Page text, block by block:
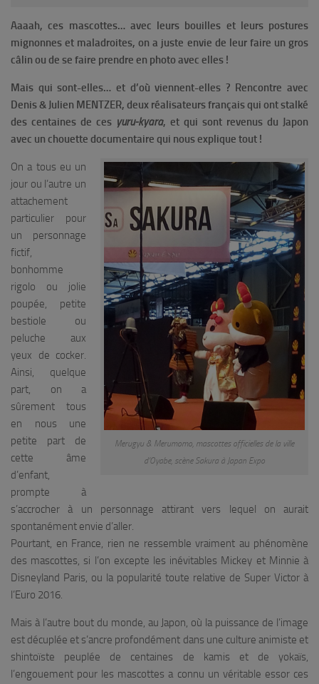
Aaaah, ces mascottes… avec leurs bouilles et leurs postures
mignonnes et maladroites, on a juste envie de leur faire un gros
câlin ou de se faire prendre en photo avec elles !
Mais qui sont-elles… et d’où viennent-elles ? Rencontre avec
Denis & Julien MENTZER, deux réalisateurs français qui ont stalké
des centaines de ces yuru-kyara, et qui sont revenus du Japon
avec un chouette documentaire qui nous explique tout !
Merugyu & Merumomo, mascottes officielles de la ville
d’Oyabe, scène Sakura à Japan Expo
On a tous eu un
jour ou l’autre un
attachement
particulier pour
un personnage
fictif,
bonhomme
rigolo ou jolie
poupée, petite
bestiole ou
peluche aux
yeux de cocker.
Ainsi, quelque
part, on a
sûrement tous
en nous une
petite part de
cette âme
d’enfant,
prompte à
s’accrocher à un personnage attirant vers lequel on aurait
spontanément envie d’aller.
Pourtant, en France, rien ne ressemble vraiment au phénomène
des mascottes, si l’on excepte les inévitables Mickey et Minnie à
Disneyland Paris, ou la popularité toute relative de Super Victor à
l’Euro 2016.
Mais à l’autre bout du monde, au Japon, où la puissance de l’image
est décuplée et s’ancre profondément dans une culture animiste et
shintoïste peuplée de centaines de kamis et de yokaïs,
l’engouement pour les mascottes a connu un véritable essor ces